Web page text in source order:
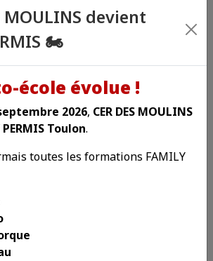
pour la Promotion de L'Education
euro / Jour
par jour
MOULINS devient
🏍️
école évolue !
2026, CER DES MOULINS
Toulon.
toutes les formations FAMILY